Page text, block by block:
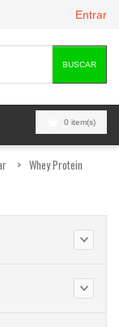
Entrar
BUSCAR
0 item(s)
Whey Protein